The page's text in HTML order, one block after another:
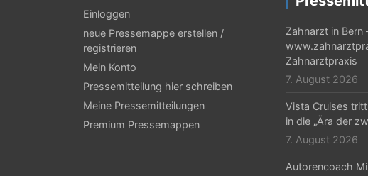
Einloggen
neue Pressemappe erstellen /
registrieren
Mein Konto
Pressemitteilung hier schreiben
Meine Pressemitteilungen
Premium Pressemappen
Zahnarzt in Bern
Zahnarztpraxis
7. August 2026
Vista Cruises
in die „Ära der
7. August 2026
Autorencoach